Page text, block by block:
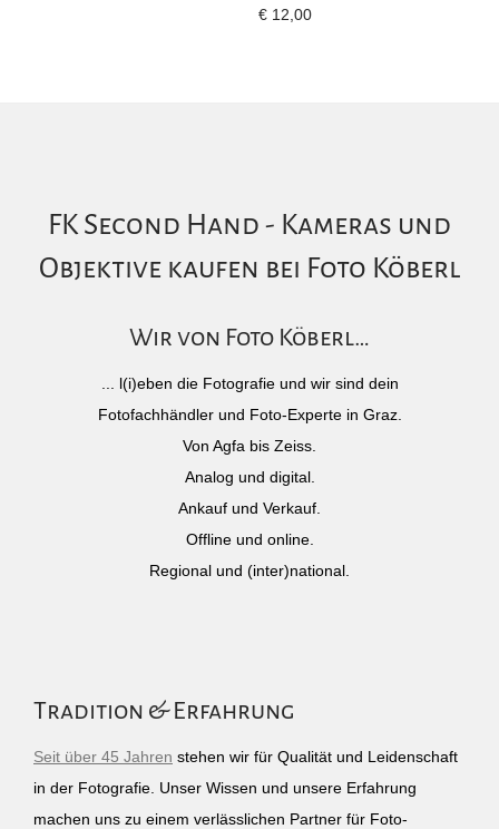
€ 12,00
FK Second Hand - Kameras und
Objektive kaufen bei Foto Köberl
Wir von Foto Köberl…
... l(i)eben die Fotografie und wir sind dein
Fotofachhändler und Foto-Experte in Graz.
Von Agfa bis Zeiss.
Analog und digital.
Ankauf und Verkauf.
Offline und online.
Regional und (inter)national.
Tradition & Erfahrung
Seit über 45 Jahren stehen wir für Qualität und Leidenschaft
in der Fotografie. Unser Wissen und unsere Erfahrung
machen uns zu einem verlässlichen Partner für Foto-